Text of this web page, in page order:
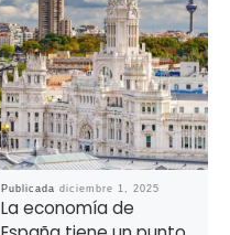
Publicada diciembre 1, 2025
La economía de